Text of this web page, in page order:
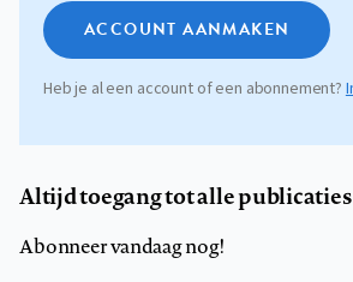
ACCOUNT AANMAKEN
Heb je al een account of een abonnement?
Altijd toegang tot alle
Abonneer vandaag nog!